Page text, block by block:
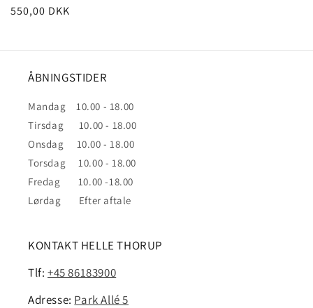
Normalpris
550,00 DKK
ÅBNINGSTIDER
Mandag 10.00 - 18.00
Tirsdag 10.00 - 18.00
Onsdag 10.00 - 18.00
Torsdag 10.00 - 18.00
Fredag 10.00 -18.00
Lørdag Efter aftale
KONTAKT HELLE THORUP
Tlf:+45 86183900
Adresse: Park Allé 5